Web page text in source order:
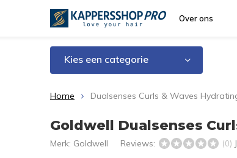
Over ons
Kies een categorie
Home Dualsenses Curls & Waves
Goldwell Dualsenses
Merk: Goldwell Reviews: (0)